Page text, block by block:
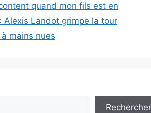
quand mon fils est en
Alexis Landot grimpe la tour
mains nues
Rechercher